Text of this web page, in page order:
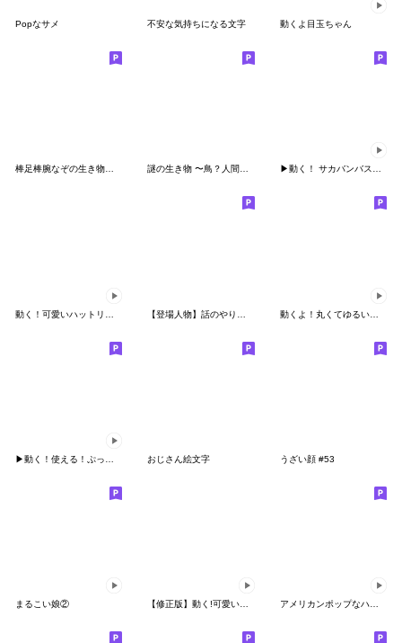
Popなサメ 不安な気持ちになる文字 動くよ目玉ちゃん
棒足棒腕なぞの生き物絵文字 謎の生き物 〜鳥？人間？〜 vol.1 ▶︎動く！ サカバンバスピス。活きよすぎ
動くよ！丸くてゆるいやつ
おじさん絵文字 うざい顔 #53
まるこい娘② 【修正版】動く!可愛いハットリさん絵文字5 アメリカンポップなハロウィン絵文字動く